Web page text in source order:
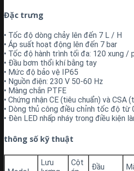
Đặc trưng
• Tốc độ dòng chảy lên đến 7 L / H
• Áp suất hoạt động lên đến 7 bar
• Tốc độ hành trình tối đa: 120 xung /
• Đầu bơm thổi khí bằng tay
• Mức độ bảo vệ IP65
• Nguồn điện: 230 V 50-60 Hz
• Màng chắn PTFE
• Chứng nhận CE (tiêu chuẩn) và CSA
• Dòng thủ công điều chỉnh tốc độ từ
• Đèn LED nhấp nháy trong điều kiện
thông số kỹ thuật
Lưu
Cột
Đầu